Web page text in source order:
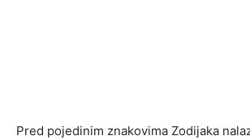
Pred pojedinim znakovima Zodijaka